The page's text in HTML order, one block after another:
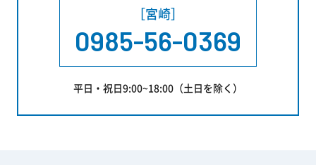
［宮崎］
0985-56-0369
平日・祝日9:00~18:00（土日を除く）